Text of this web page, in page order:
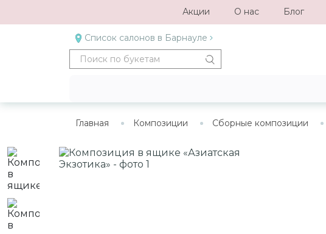
Акции О нас Блог
Список салонов в Барнауле
Главная Композиции Сборные композиции